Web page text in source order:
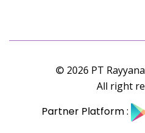
© 2026 PT
All right
Partner Platform :